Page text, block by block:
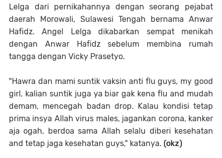
Lelga dari pernikahannya dengan seorang pejabat
daerah Morowali, Sulawesi Tengah bernama Anwar
Hafidz. Angel Lelga dikabarkan sempat menikah
dengan Anwar Hafidz sebelum membina rumah
tangga dengan Vicky Prasetyo.
"Hawra dan mami suntik vaksin anti flu guys, my good
girl, kalian suntik juga ya biar gak kena flu and mudah
demam, mencegah badan drop. Kalau kondisi tetap
prima insya Allah virus males, jagankan corona, kanker
aja ogah, berdoa sama Allah selalu diberi kesehatan
and tetap jaga kesehatan guys," katanya. (okz)